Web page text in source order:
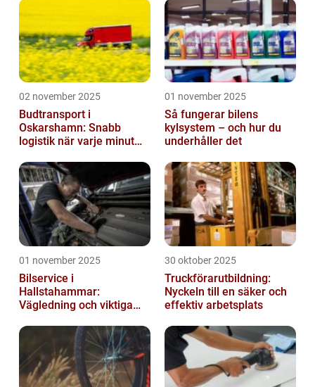
02 november 2025
Budtransport i
Oskarshamn: Snabb
logistik när varje minut
01 november 2025
Så fungerar bilens
kylsystem – och hur du
underhåller det
01 november 2025
Bilservice i
Hallstahammar:
Vägledning och viktiga
30 oktober 2025
Truckförarutbildning:
Nyckeln till en säker och
effektiv arbetsplats